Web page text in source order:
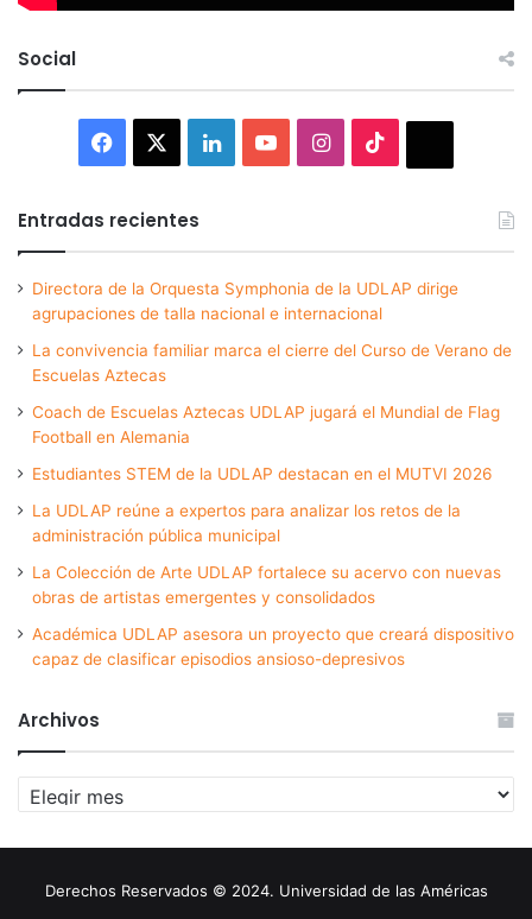
Social
Facebook LinkedInYouTubeInstagram
Entradas recientes
Directora de la Orquesta Symphonia de la UDLAP dirige
agrupaciones de talla nacional e internacional
La convivencia familiar marca el cierre del Curso de Verano de
Escuelas Aztecas
Coach de Escuelas Aztecas UDLAP jugará el Mundial de Flag
Football en Alemania
Estudiantes STEM de la UDLAP destacan en el MUTVI 2026
La UDLAP reúne a expertos para analizar los retos de la
administración pública municipal
La Colección de Arte UDLAP fortalece su acervo con nuevas
obras de artistas emergentes y consolidados
Académica UDLAP asesora un proyecto que creará dispositivo
capaz de clasificar episodios ansioso-depresivos
Archivos
Archivos
Derechos Reservados © 2024. Universidad de las Américas